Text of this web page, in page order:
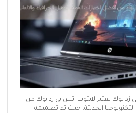
زد بوك يعتبر لابتوب اتش بي زد بوك من
التكنولوجيا الحديثة، حيث تم تصميمه